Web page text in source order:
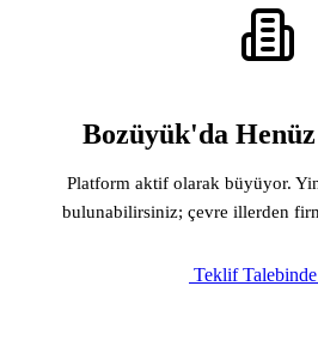
Bozüyük'da
Platform aktif olarak büyüyor.
bulunabilirsiniz; çevre illerden
Teklif